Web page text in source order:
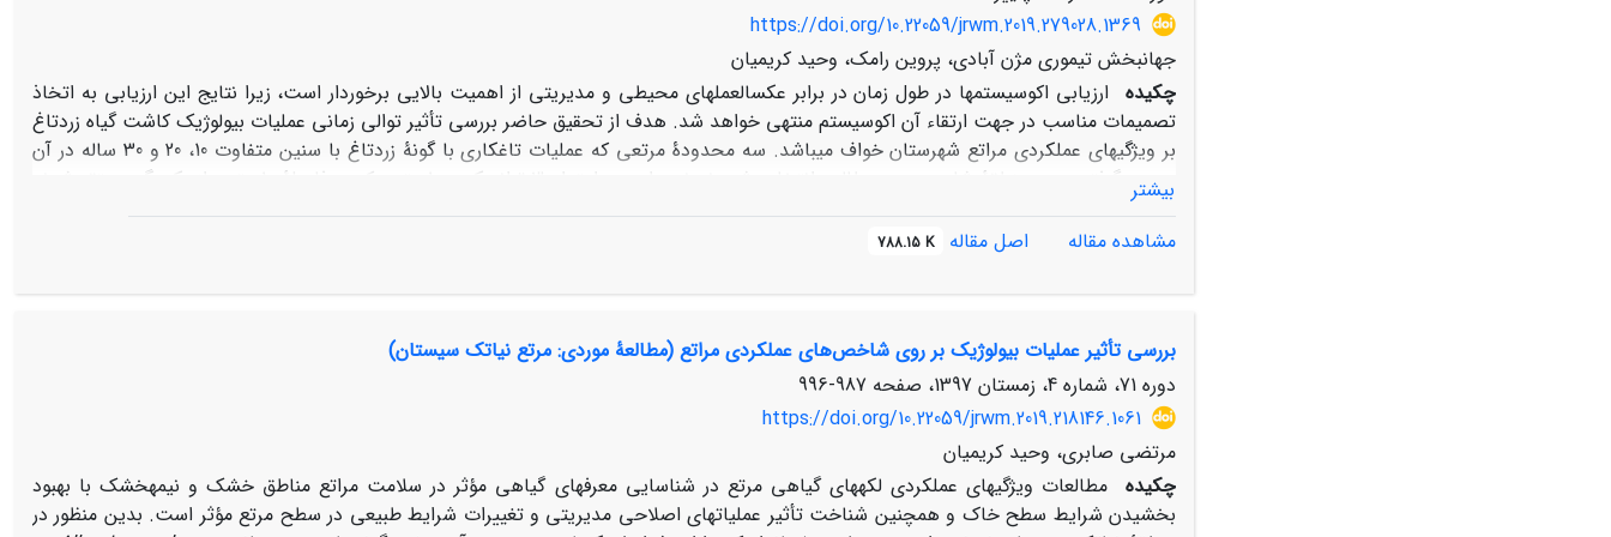
https://doi.org/10.22059/jrwm.2019.279028.1369
جهانبخش تیموری مژن آبادی، پروین رامک، وحید کریمیان
چکیده ارزیابی اکوسیستم­ها در طول زمان در برابر عکس­العمل­های محیطی و مدیریتی از اهمیت بالایی برخوردار است، زیرا نتایج این ارزیابی به اتخاذ
تصمیمات مناسب در جهت ارتقاء آن اکوسیستم منتهی خواهد شد. هدف از تحقیق حاضر بررسی تأثیر توالی زمانی عملیات بیولوژیک کاشت گیاه زردتاغ
بر ویژگی­های عملکردی مراتع شهرستان خواف می­باشد. سه محدودۀ مرتعی که عملیات تاغکاری­ با گونۀ زردتاغ با سنین متفاوت 10، 20 و 30 ساله در آن
صورت گرفته بود و منطقۀ شاهد جهت مطالعه انتخاب شد. نمونه­برداری در امتداد 3 ترانسکت­ 100 متری که به فاصلۀ 10 متری از یکدیگر مستقر شدند
برای هر محدوده و در مجموع 12 ترانسکت، اندازه‌گیری و تجزیه و تحلیل شد. با استفاده از روش تحلیل عملکرد چشم­انداز سه ویژگی پایداری،
شاهد است. بین زمان­های مختلف احیای بیولوژیک منطقه با کاشت تاغ، اختلاف معنی­داری با منطقۀ شاهد به لحاظ شاخص چرخۀ عناصر غذایی وجود
است. به طور کلی نتایج تحقیق حاضر نشان از تأثیرات مثبت احیای بیولوژیک بر خصوصیات عملکردی مرتع مورد نظر دارد و این تأثیرات مثبت با گذر
زمان در افزایش شاخص­های عملکردی بیشتر نمایان شده است.
بیشتر
مشاهده مقاله
اصل مقاله 788.15 K
بررسی تأثیر عملیات بیولوژیک بر روی شاخص‌های عملکردی مراتع (مطالعۀ موردی: مرتع نیاتک سیستان)
دوره 71، شماره 4، زمستان 1397، صفحه
987-996
https://doi.org/10.22059/jrwm.2019.218146.1061
مرتضی صابری، وحید کریمیان
چکیده
مطالعات ویژگی­های عملکردی لکه­های گیاهی مرتع در شناسایی معرف­های گیاهی مؤثر در سلامت مراتع مناطق خشک و نیمه­­خشک با بهبود
بخشیدن شرایط سطح خاک و همچنین شناخت تأثیر عملیات­های اصلاحی مدیریتی و تغییرات شرایط طبیعی در سطح مرتع مؤثر است. بدین منظور در